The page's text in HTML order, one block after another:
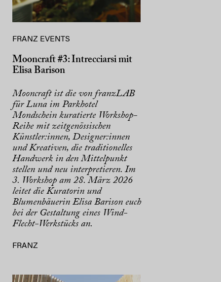
FRANZ EVENTS
Mooncraft #3: Intrecciarsi mit
Elisa Barison
Mooncraft ist die von franzLAB
für Luna im Parkhotel
Mondschein kuratierte Workshop-
Reihe mit zeitgenössischen
Künstler:innen, Designer:innen
und Kreativen, die traditionelles
Handwerk in den Mittelpunkt
stellen und neu interpretieren. Im
3. Workshop am 28. März 2026
leitet die Kuratorin und
Blumenbäuerin Elisa Barison euch
bei der Gestaltung eines Wind-
Flecht-Werkstücks an.
FRANZ